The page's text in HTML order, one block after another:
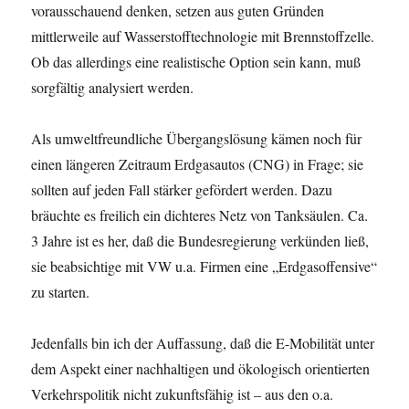
vorausschauend denken, setzen aus guten Gründen
mittlerweile auf Wasserstofftechnologie mit Brennstoffzelle.
Ob das allerdings eine realistische Option sein kann, muß
sorgfältig analysiert werden.
Als umweltfreundliche Übergangslösung kämen noch für
einen längeren Zeitraum Erdgasautos (CNG) in Frage; sie
sollten auf jeden Fall stärker gefördert werden. Dazu
bräuchte es freilich ein dichteres Netz von Tanksäulen. Ca.
3 Jahre ist es her, daß die Bundesregierung verkünden ließ,
sie beabsichtige mit VW u.a. Firmen eine „Erdgasoffensive“
zu starten.
Jedenfalls bin ich der Auffassung, daß die E-Mobilität unter
dem Aspekt einer nachhaltigen und ökologisch orientierten
Verkehrspolitik nicht zukunftsfähig ist – aus den o.a.